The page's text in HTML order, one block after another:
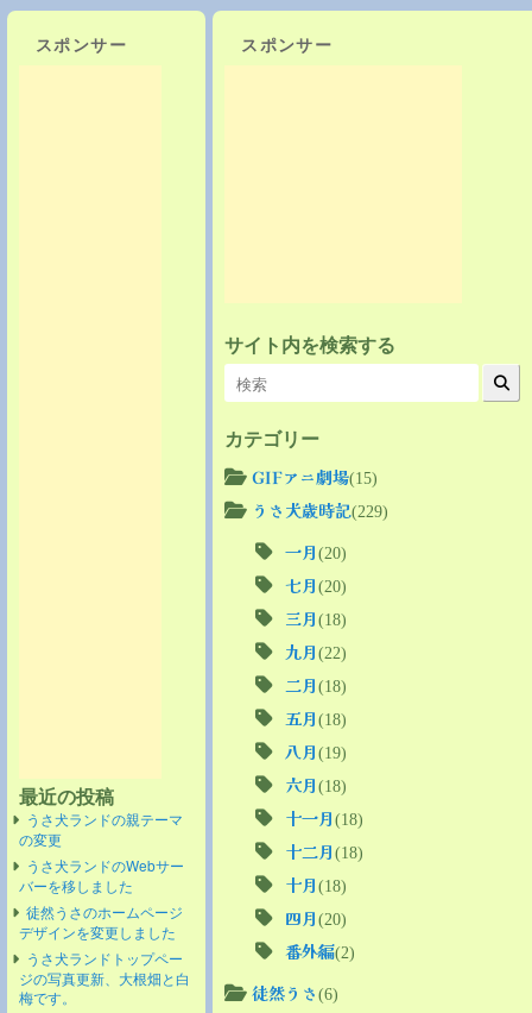
スポンサー
最近の投稿
うさ犬ランドの親テーマ
の変更
うさ犬ランドのWebサー
バーを移しました
徒然うさのホームページ
デザインを変更しました
うさ犬ランドトップペー
ジの写真更新、大根畑と白
梅です。
スポンサー
サイト内を検索する
カテゴリー
GIFアニ劇場(15)
うさ犬歳時記(229)
一月(20)
七月(20)
三月(18)
九月(22)
二月(18)
五月(18)
八月(19)
六月(18)
十一月(18)
十二月(18)
十月(18)
四月(20)
番外編(2)
徒然うさ(6)